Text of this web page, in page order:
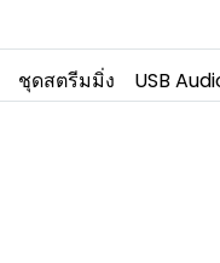
ชุดสตรีมมิ่ง USB